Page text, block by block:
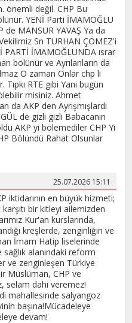
önemli değil. CHP Bu
YENİ Parti İMAMOĞLU
MANSUR YAVAŞ Ya da
Sn TURHAN ÇÖMEZ'i
İMAMOĞLUNDA ısrar
bölünür ve Ayrılanların da
O zaman Onlar chp li
Tıpkı RTE gibi Yani bugün
misiniz. Ahmet
da AKP den Ayrışmışlardı
de gizli gizli Babacanın
AKP yi bölemediler CHP Yi
Bölündü Rahat Olsunlar
25.07.2026 15:11
iktidarının en büyük hizmeti;
bir kitleyi ailemizden
Kur'an kurslarında,
kreşlerde, zenginliğin ve
İmam Hatip liselerinde
alanındaki reform
ve zenginleşen Türkiye
Müslüman, CHP ve
selam dahi veremez!
mahallesinde salyangoz
başına! ​Mücadeleye
devam!